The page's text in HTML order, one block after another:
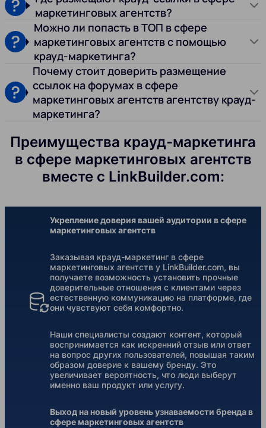
маркетинговых агентств?
Можно ли попасть в ТОП в сфере
маркетинговых агентств с помощью
крауд-маркетинга?
Почему стоит доверить размещение
ссылок на форумах в сфере
маркетинговых агентств агентству крауд-
маркетинга?
Преимущества крауд-маркетинга
в сфере маркетинговых агентств
вместе с LinkBuilder.com:
Укрепление доверия вашей аудитории в сфере
маркетинговых агентств
Заказывая крауд-маркетинг в сфере
маркетинговых агентств у LinkBuilder.com, вы
получаете возможность установить прочные
доверительные отношения с клиентами через
естественную коммуникацию на платформе, где
они чувствуют себя комфортно.
Наши специалисты создают контент, который
воспринимается как искренний отзыв или ответ
на вопрос других пользователей, повышая таким
образом доверие к вашему бренду. Это
увеличивает вероятность, что люди выберут
именно ваш продукт или услугу.
Выход на новый уровень узнаваемости бренда в
сфере маркетинговых агентств